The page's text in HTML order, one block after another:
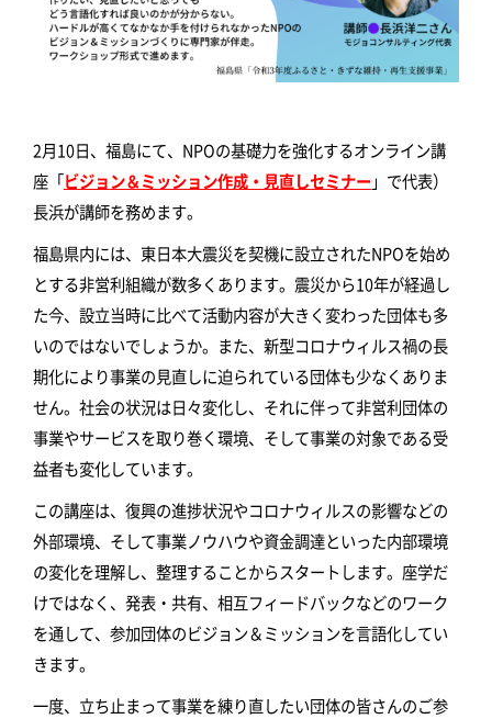
2月10日、福島にて、NPOの基礎力を強化するオンライン講
座「ビジョン＆ミッション作成・見直しセミナー 」で代表）
長浜が講師を務めます。
福島県内には、東日本大震災を契機に設立されたNPOを始め
とする非営利組織が数多くあります。震災から10年が経過し
た今、設立当時に比べて活動内容が大きく変わった団体も多
いのではないでしょうか。また、新型コロナウィルス禍の長
期化により事業の見直しに迫られている団体も少なくありま
せん。社会の状況は日々変化し、それに伴って非営利団体の
事業やサービスを取り巻く環境、そして事業の対象である受
益者も変化しています。
この講座は、復興の進捗状況やコロナウィルスの影響などの
外部環境、そして事業ノウハウや資金調達といった内部環境
の変化を理解し、整理することからスタートします。座学だ
けではなく、発表・共有、相互フィードバックなどのワーク
を通して、参加団体のビジョン＆ミッションを言語化してい
きます。
一度、立ち止まって事業を練り直したい団体の皆さんのご参